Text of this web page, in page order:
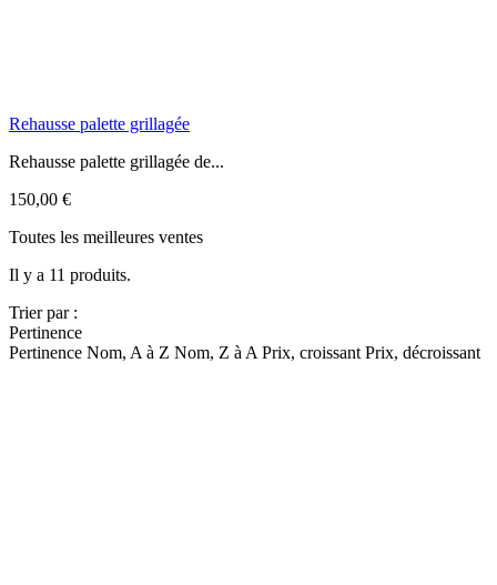
Rehausse palette grillagée
Rehausse palette grillagée de...
150,00 €
Toutes les meilleures ventes
Il y a 11 produits.
Trier par :
Pertinence
Pertinence Nom, A à Z Nom, Z à A Prix, croissant Prix, décroissant